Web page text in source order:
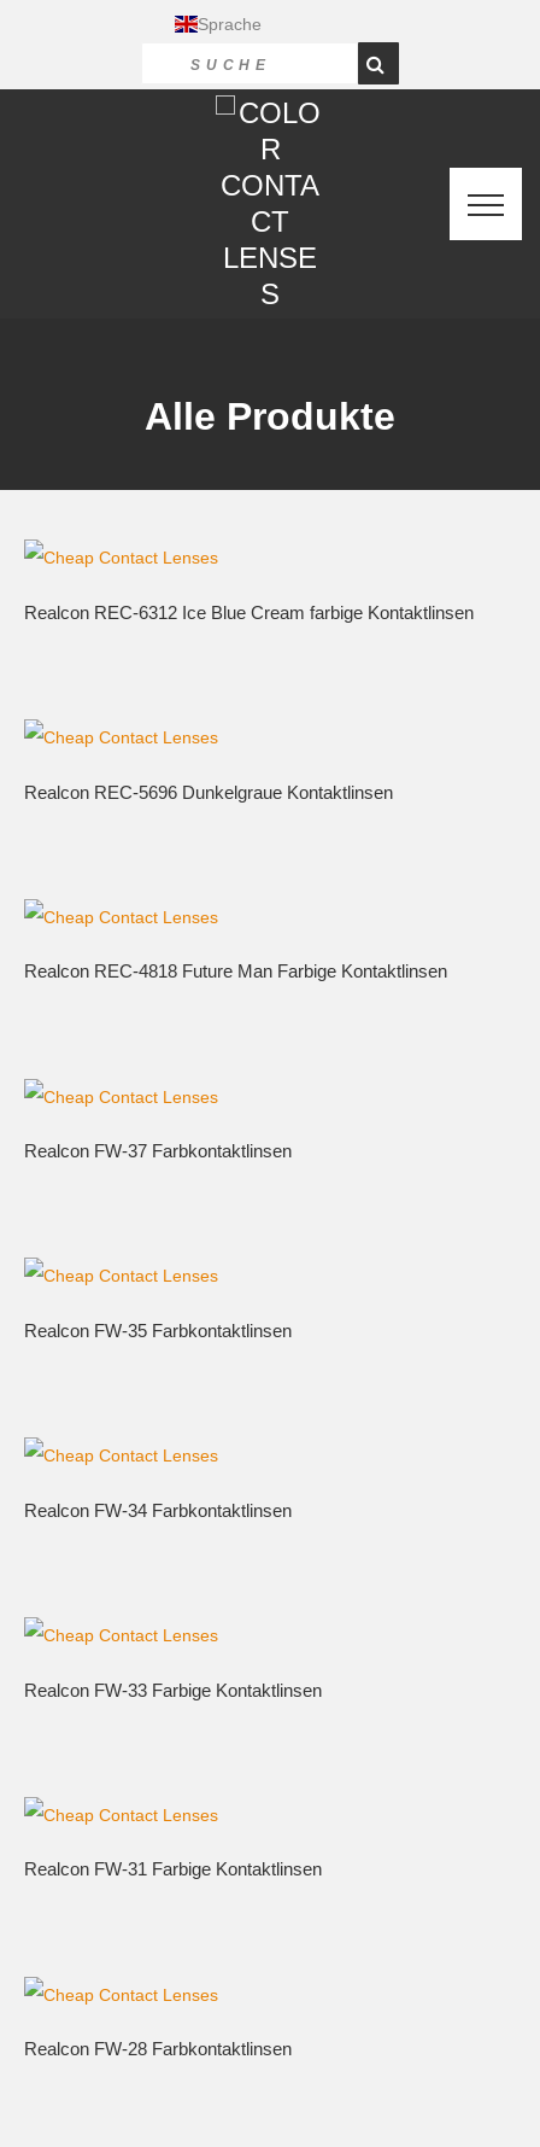
Sprache
Alle Produkte
Realcon REC-6312 Ice Blue Cream farbige Kontaktlinsen
Realcon REC-5696 Dunkelgraue Kontaktlinsen
Realcon REC-4818 Future Man Farbige Kontaktlinsen
Realcon FW-37 Farbkontaktlinsen
Realcon FW-35 Farbkontaktlinsen
Realcon FW-34 Farbkontaktlinsen
Realcon FW-33 Farbige Kontaktlinsen
Realcon FW-31 Farbige Kontaktlinsen
Realcon FW-28 Farbkontaktlinsen